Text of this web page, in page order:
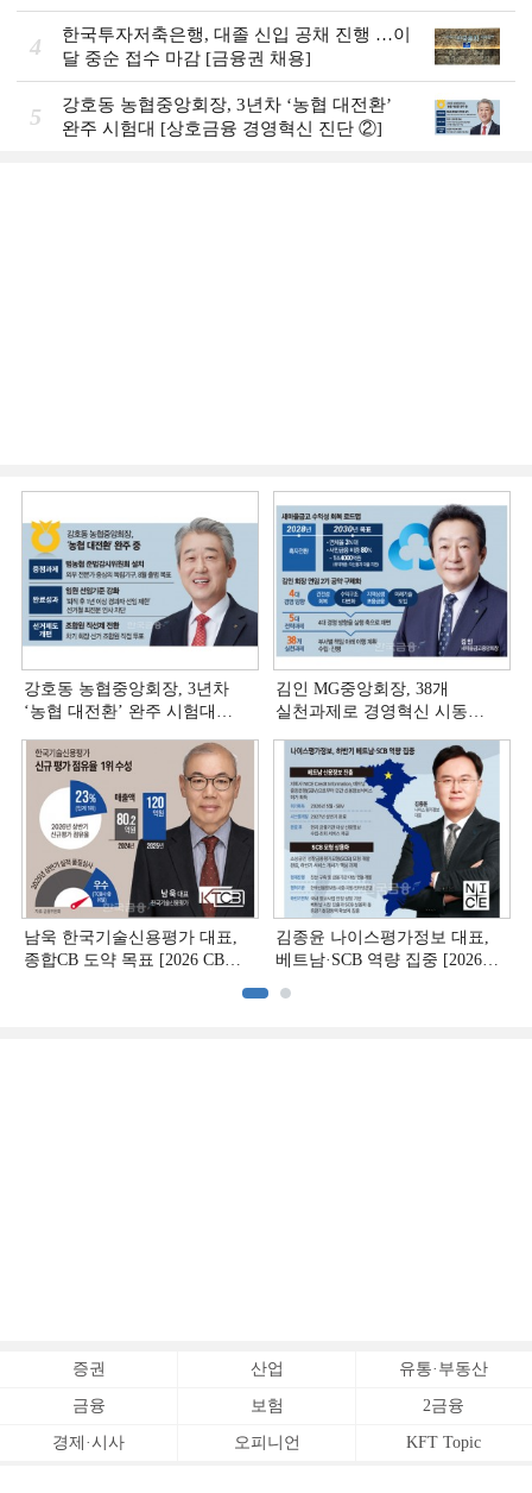
2주]
4
한국투자저축은행, 대졸 신입 공채 진행 …이
달 중순 접수 마감 [금융권 채용]
5
강호동 농협중앙회장, 3년차 ‘농협 대전환ʼ
완주 시험대 [상호금융 경영혁신 진단 ②]
강호동 농협중앙회장, 3년차
‘농협 대전환ʼ 완주 시험대
김인 MG중앙회장, 38개
실천과제로 경영혁신 시동
남욱 한국기술신용평가 대표,
종합CB 도약 목표 [2026 CB사
김종윤 나이스평가정보 대표,
베트남·SCB 역량 집중 [2026
증권 산업 유통·부동산
금융 보험 2금융
경제·시사 오피니언 KFT Topic